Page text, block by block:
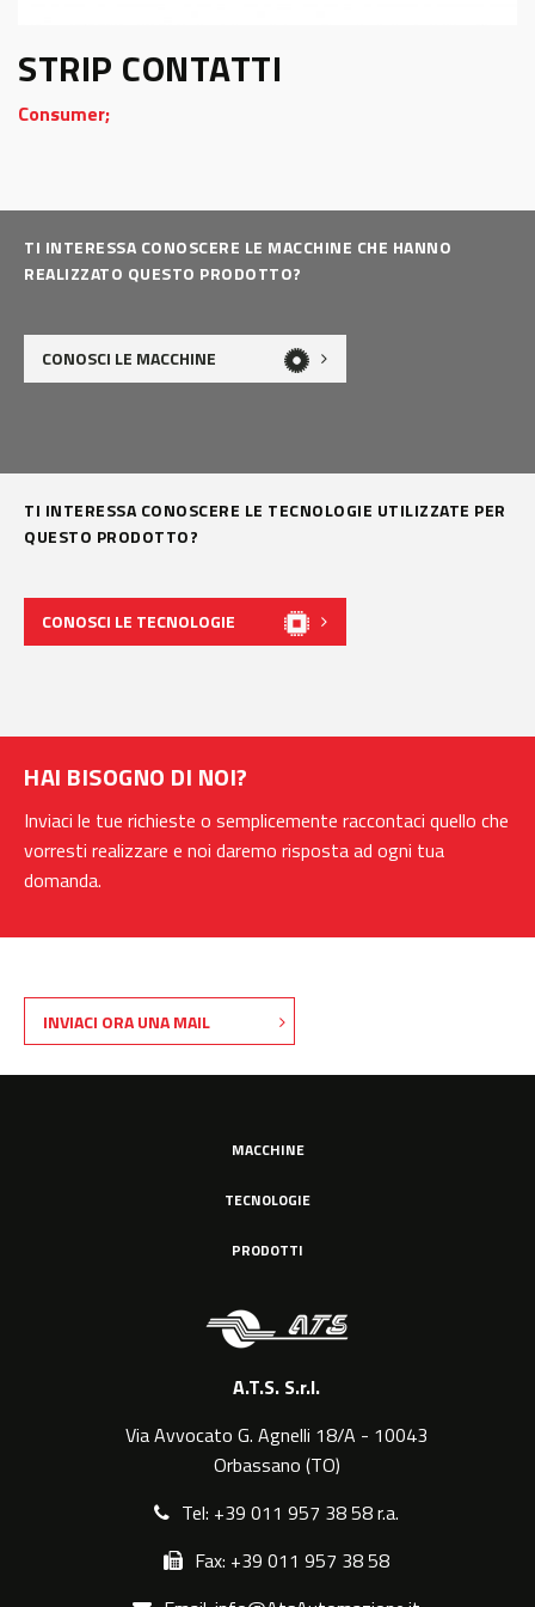
STRIP CONTATTI
Consumer;
TI INTERESSA CONOSCERE LE MACCHINE CHE HANNO
REALIZZATO QUESTO PRODOTTO?
CONOSCI LE MACCHINE
TI INTERESSA CONOSCERE LE TECNOLOGIE UTILIZZATE PER
QUESTO PRODOTTO?
CONOSCI LE TECNOLOGIE
HAI BISOGNO DI NOI?
Inviaci le tue richieste o semplicemente raccontaci quello che
vorresti realizzare e noi daremo risposta ad ogni tua
domanda.
INVIACI ORA UNA MAIL
MACCHINE
TECNOLOGIE
PRODOTTI
A.T.S. S.r.l.
Via Avvocato G. Agnelli 18/A - 10043
Orbassano (TO)
Tel: +39 011 957 38 58 r.a.
Fax: +39 011 957 38 58